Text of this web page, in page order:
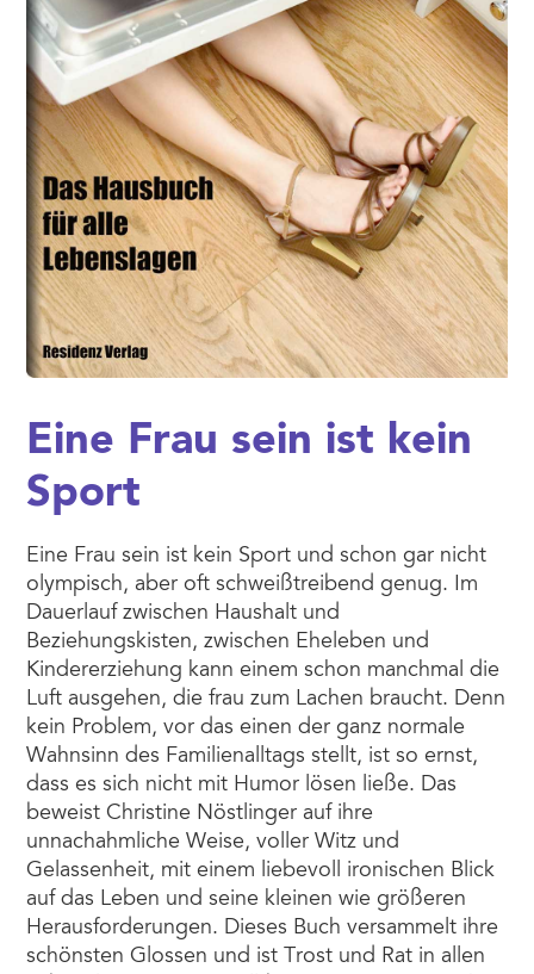
Eine Frau sein ist kein
Sport
Eine Frau sein ist kein Sport und schon gar nicht
olympisch, aber oft schweißtreibend genug. Im
Dauerlauf zwischen Haushalt und
Beziehungskisten, zwischen Eheleben und
Kindererziehung kann einem schon manchmal die
Luft ausgehen, die frau zum Lachen braucht. Denn
kein Problem, vor das einen der ganz normale
Wahnsinn des Familienalltags stellt, ist so ernst,
dass es sich nicht mit Humor lösen ließe. Das
beweist Christine Nöstlinger auf ihre
unnachahmliche Weise, voller Witz und
Gelassenheit, mit einem liebevoll ironischen Blick
auf das Leben und seine kleinen wie größeren
Herausforderungen. Dieses Buch versammelt ihre
schönsten Glossen und ist Trost und Rat in allen